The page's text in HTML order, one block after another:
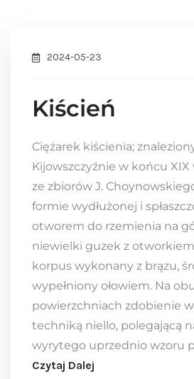
2024-05-23
Kiścień
Ciężarek kiścienia;
Kijowszczyźnie w końcu
ze zbiorów J.
formie wydłużonej i
otworem do rzemienia na
niewielki guzek z
korpus wykonany z brązu,
wypełniony ołowiem. Na obu
powierzchniach zdobienie
techniką niello, polegającą
wyrytego uprzednio wzoru
Czytaj Dalej